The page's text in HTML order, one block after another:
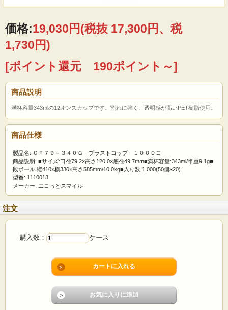
価格:19,030円(税抜 17,300円、税
1,730円)
[ポイント還元 190ポイント～]
商品説明
満杯容量343mlの12オンスカップです。割れに強く、透明感が高いPET樹脂使用。
商品仕様
製品名: ＣＰ７９－３４０Ｇ プラストコップ １０００コ
商品説明: ■サイズ:口径79.2×高さ120.0×底径49.7mm■満杯容量:343ml/単重9.1g■
段ボール:縦410×横330×高さ585mm/10.0kg■入り数:1,000(50個×20)
型番: 1110013
メーカー: エコっとスマイル
注文
購入数： ケース